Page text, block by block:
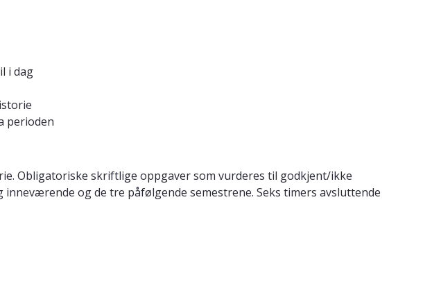
i dag
perioden
Obligatoriske skriftlige oppgaver som vurderes til godkjent/ikke
og de tre påfølgende semestrene. Seks timers avsluttende